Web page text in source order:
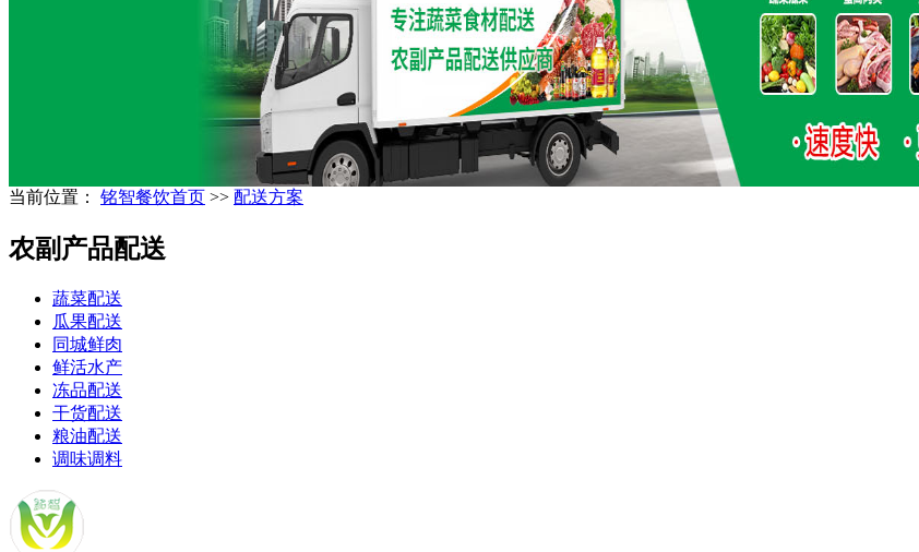
当前位置： 铭智餐饮首页 >> 配送方案
农副产品配送
蔬菜配送
瓜果配送
同城鲜肉
鲜活水产
冻品配送
干货配送
粮油配送
调味调料